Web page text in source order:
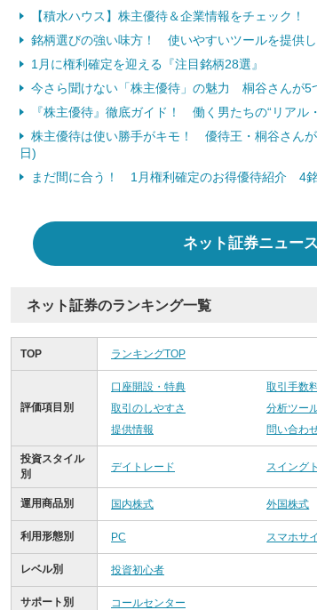
【積水ハウス】株主優待＆企業情報をチェック！
銘柄選びの強い味方！ 使いやすいツールを提供
1月に権利確定を迎える『注目銘柄28選』
今さら聞けない「株主優待」の魅力 桐谷さんが5
『株主優待』徹底ガイド！ 働く男たちの“リアル
株主優待は使い勝手がキモ！ 優待王・桐谷さん
日)
まだ間に合う！ 1月権利確定のお得優待紹介 4
ネット証券ニュー
ネット証券のランキング一覧
TOP ランキングTOP
評価項目別
口座開設・特典 取引手数
取引のしやすさ
分析ツー
提供情報
問い合わ
投資スタイル
別
デイトレード スイング
運用商品別 国内株式 外国株式
利用形態別 PC スマホサ
レベル別 投資初心者
サポート別 コールセンター